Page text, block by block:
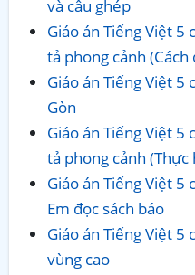
và câu ghép
Giáo án Tiếng Việt 5
tả phong cảnh (Cách
Giáo án Tiếng Việt 5
Gòn
Giáo án Tiếng Việt 5
tả phong cảnh (Thực
Giáo án Tiếng Việt 5
Em đọc sách báo
Giáo án Tiếng Việt 5
vùng cao